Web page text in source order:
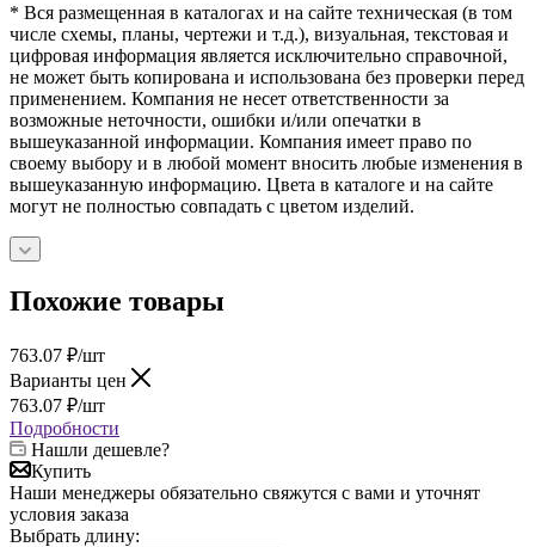
* Вся размещенная в каталогах и на сайте техническая (в том
числе схемы, планы, чертежи и т.д.), визуальная, текстовая и
цифровая информация является исключительно справочной,
не может быть копирована и использована без проверки перед
применением. Компания не несет ответственности за
возможные неточности, ошибки и/или опечатки в
вышеуказанной информации. Компания имеет право по
своему выбору и в любой момент вносить любые изменения в
вышеуказанную информацию. Цвета в каталоге и на сайте
могут не полностью совпадать с цветом изделий.
Похожие товары
763.07 ₽/шт
Варианты цен
763.07 ₽/шт
Подробности
Нашли дешевле?
Купить
Наши менеджеры обязательно свяжутся с вами и уточнят
условия заказа
Выбрать длину: